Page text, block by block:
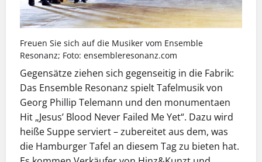
Freuen Sie sich auf die Musiker vom Ensemble
Resonanz; Foto: ensembleresonanz.com
Gegensätze ziehen sich gegenseitig in die Fabrik:
Das Ensemble Resonanz spielt Tafelmusik von
Georg Phillip Telemann und den monumentaen
Hit „Jesus’ Blood Never Failed Me Yet“. Dazu wird
heiße Suppe serviert – zubereitet aus dem, was
die Hamburger Tafel an diesem Tag zu bieten hat.